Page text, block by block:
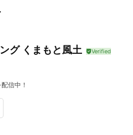
グ くまもと風土
信中！